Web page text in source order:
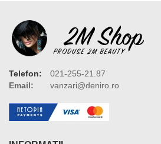
Telefon:
021-255-21.87
Email:
vanzari@deniro.ro